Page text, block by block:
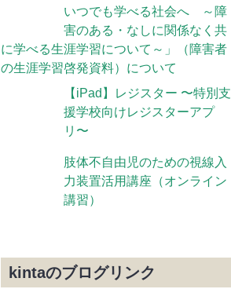
いつでも学べる社会へ ～障
害のある・なしに関係なく共
に学べる生涯学習について～」（障害者
の生涯学習啓発資料）について
【iPad】レジスター 〜特別支
援学校向けレジスターアプ
リ〜
肢体不自由児のための視線入
力装置活用講座（オンライン
講習）
kintaのブログリンク